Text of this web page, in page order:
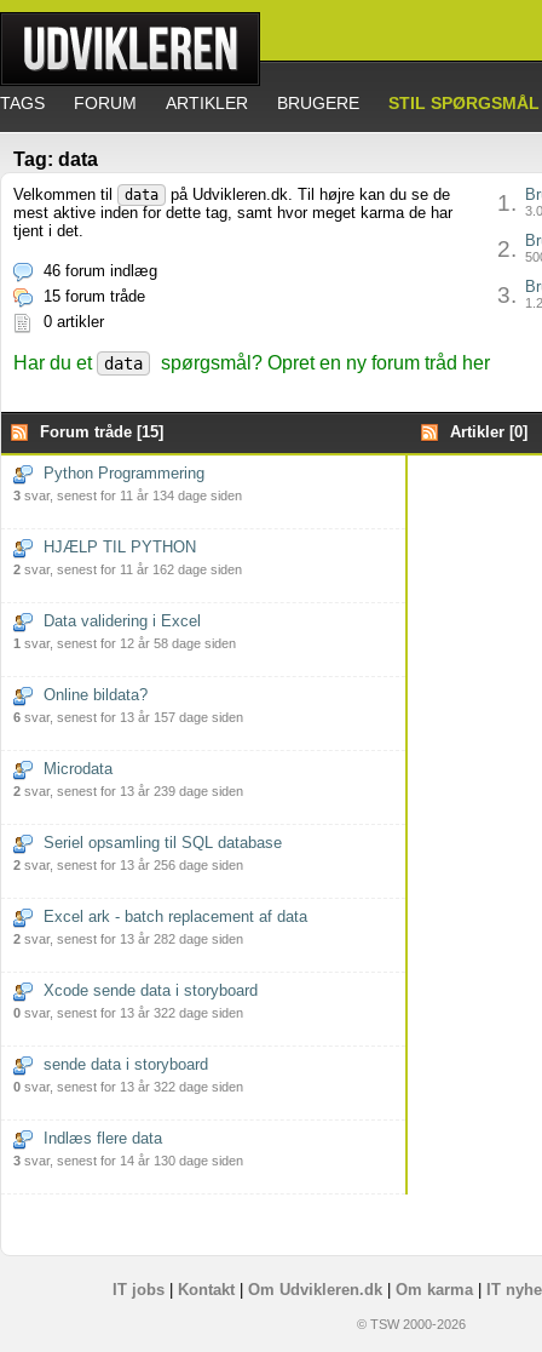
TAGS FORUM ARTIKLER BRUGERE STIL SPØRGSMÅL
Tag: data
Velkommen til data
på Udvikleren.dk. Til højre kan du se de
mest aktive inden for dette tag, samt hvor meget karma de har
tjent i det.
46 forum indlæg
15 forum tråde
0 artikler
1.
2.
3.
Har du et data spørgsmål? Opret en ny forum tråd her
Forum tråde [15] Artikler [0]
Python Programmering
3 svar, senest for 11 år 134 dage siden
HJÆLP TIL PYTHON
2 svar, senest for 11 år 162 dage siden
Data validering i Excel
1 svar, senest for 12 år 58 dage siden
Online bildata?
6 svar, senest for 13 år 157 dage siden
Microdata
2 svar, senest for 13 år 239 dage siden
Seriel opsamling til SQL database
2 svar, senest for 13 år 256 dage siden
Excel ark - batch replacement af data
2 svar, senest for 13 år 282 dage siden
Xcode sende data i storyboard
0 svar, senest for 13 år 322 dage siden
sende data i storyboard
0 svar, senest for 13 år 322 dage siden
Indlæs flere data
3 svar, senest for 14 år 130 dage siden
IT jobs| Kontakt| Om Udvikleren.dk| Om karma| IT
© TSW 2000-2026